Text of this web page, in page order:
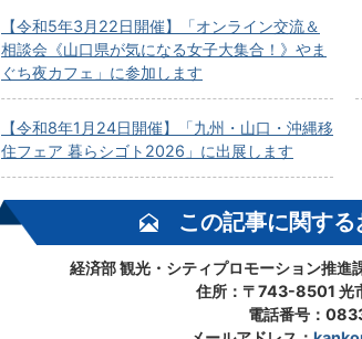
【令和5年3月22日開催】「オンライン交流＆
相談会《山口県が気になる女子大集合！》やま
ぐち夜カフェ」に参加します
【令和8年1月24日開催】「九州・山口・沖縄移
住フェア 暮らシゴト2026」に出展します
この記事に関す
経済部 観光・シティプロモーション推進
住所：〒743-8501 光
電話番号：